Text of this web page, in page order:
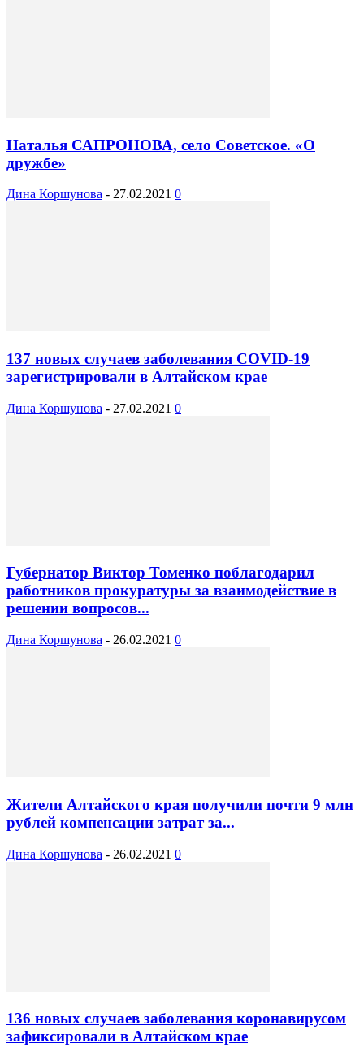
Наталья САПРОНОВА, село Советское. «О
дружбе»
Дина Коршунова - 27.02.2021 0
137 новых случаев заболевания COVID-19
зарегистрировали в Алтайском крае
Дина Коршунова - 27.02.2021 0
Губернатор Виктор Томенко поблагодарил
работников прокуратуры за взаимодействие в
решении вопросов...
Дина Коршунова - 26.02.2021 0
Жители Алтайского края получили почти 9 млн
рублей компенсации затрат за...
Дина Коршунова - 26.02.2021 0
136 новых случаев заболевания коронавирусом
зафиксировали в Алтайском крае